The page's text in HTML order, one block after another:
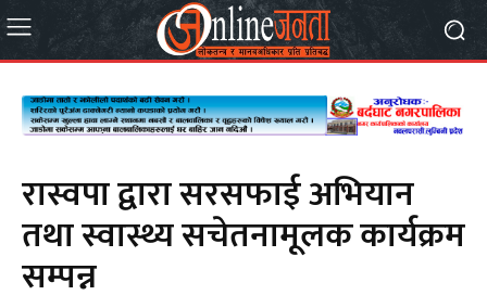
रास्वपा द्वारा सरसफाई अभियान
तथा स्वास्थ्य सचेतनामूलक कार्यक्रम
सम्पन्न